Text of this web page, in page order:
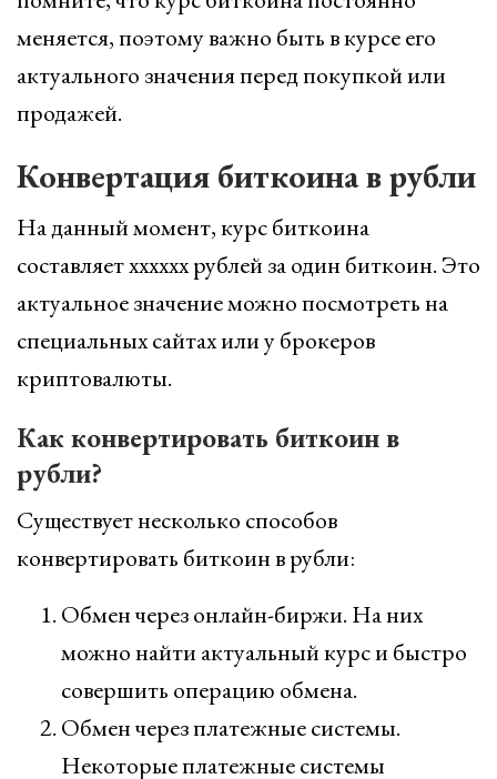
меняется, поэтому важно быть в курсе его
актуального значения перед покупкой или
продажей.
Конвертация биткоина в рубли
На данный момент, курс биткоина
составляет xxxxxx рублей за один биткоин. Это
актуальное значение можно посмотреть на
специальных сайтах или у брокеров
криптовалюты.
Как конвертировать биткоин в
рубли?
Существует несколько способов
конвертировать биткоин в рубли:
Обмен через онлайн-биржи. На них
можно найти актуальный курс и быстро
совершить операцию обмена.
Обмен через платежные системы.
Некоторые платежные системы